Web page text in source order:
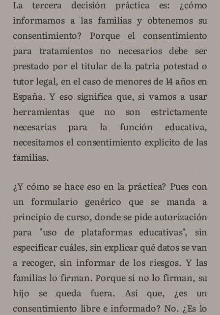
La tercera decisión práctica es: ¿cómo
informamos a las familias y obtenemos su
consentimiento? Porque el consentimiento
para tratamientos no necesarios debe ser
prestado por el titular de la patria potestad o
tutor legal, en el caso de menores de 14 años en
España. Y eso significa que, si vamos a usar
herramientas que no son estrictamente
necesarias para la función educativa,
necesitamos el consentimiento explícito de las
familias.
¿Y cómo se hace eso en la práctica? Pues con
un formulario genérico que se manda a
principio de curso, donde se pide autorización
para "uso de plataformas educativas", sin
especificar cuáles, sin explicar qué datos se van
a recoger, sin informar de los riesgos. Y las
familias lo firman. Porque si no lo firman, su
hijo se queda fuera. Así que, ¿es un
consentimiento libre e informado? No. ¿Es lo